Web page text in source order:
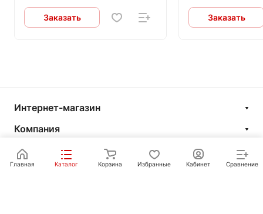
Заказать Заказать
Интернет-магазин
Компания
Информация
Главная Каталог Корзина Избранные Кабинет Сравнение